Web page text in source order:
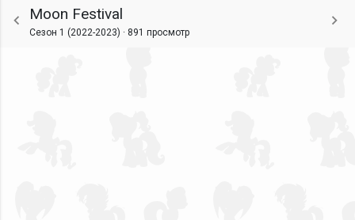
Moon Festival
Сезон 1 (2022-2023) · 891 просмотр